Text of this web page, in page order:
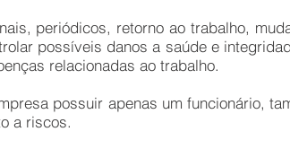
periódicos, retorno ao trabalho,
possíveis danos a saúde e
relacionadas ao trabalho.
possuir apenas um funcionário,
a riscos.